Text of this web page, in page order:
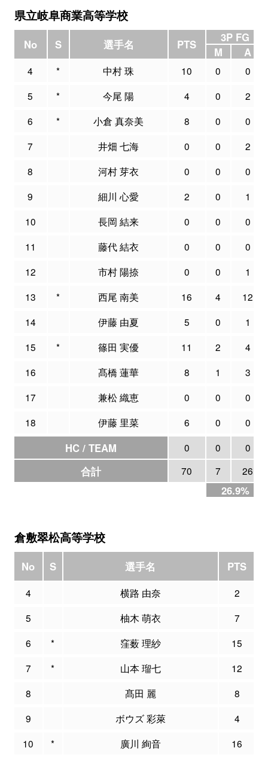
県立岐阜商業高等学校
No S 選手名 PTS
3P FG
M
A
4 * 中村 珠 10 0
0
5
* 今尾 陽 4 0
2
6
* 小倉 真奈美 8 0
0
7
井畑 七海 0 0
2
8
河村 芽衣 0 0
0
9
細川 心愛 2 0
1
10
長岡 結来 0 0
0
11
藤代 結衣 0 0
0
12
市村 陽捺 0 0
1
13
* 西尾 南美 16 4
12
14
伊藤 由夏 5 0
1
15
* 篠田 実優 11 2
4
16
髙橋 蓮華 8 1
3
17
兼松 織恵 0 0
0
18
伊藤 里菜 6 0 0
HC / TEAM 0 0 0
合計 70 7 26
26.9%
倉敷翠松高等学校
No S 選手名 PTS
4 横路 由奈 2
5
柚木 萌衣 7
6
* 窪薮 理紗 15
7
* 山本 瑠七 12
8
髙田 麗 8
9
ボウズ 彩萊 4
10
* 廣川 絢音 16